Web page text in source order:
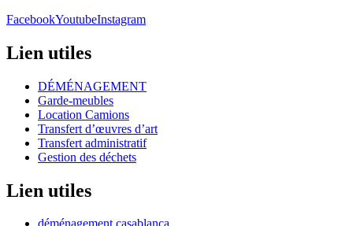
FacebookYoutubeInstagram
Lien utiles
DÉMÉNAGEMENT
Garde-meubles
Location Camions
Transfert d’œuvres d’art
Transfert administratif
Gestion des déchets
Lien utiles